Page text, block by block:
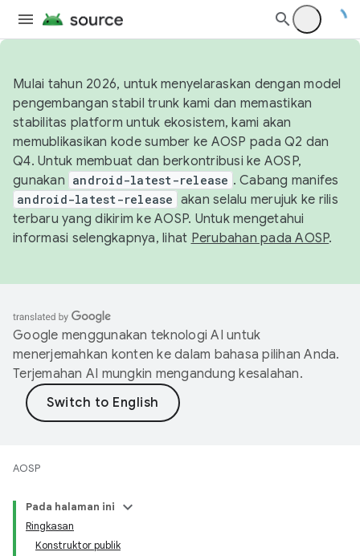
Mulai tahun 2026, untuk menyelaraskan dengan model
pengembangan stabil trunk kami dan memastikan
stabilitas platform untuk ekosistem, kami akan
memublikasikan kode sumber ke AOSP pada Q2 dan
Q4. Untuk membuat dan berkontribusi ke AOSP,
gunakan android-latest-release . Cabang manifes
android-latest-release akan selalu merujuk ke rilis
terbaru yang dikirim ke AOSP. Untuk mengetahui
informasi selengkapnya, lihat Perubahan pada AOSP.
Google menggunakan teknologi AI untuk
menerjemahkan konten ke dalam bahasa pilihan Anda.
Terjemahan AI mungkin mengandung kesalahan.
AOSP
Pada halaman ini
Ringkasan
Konstruktor publik